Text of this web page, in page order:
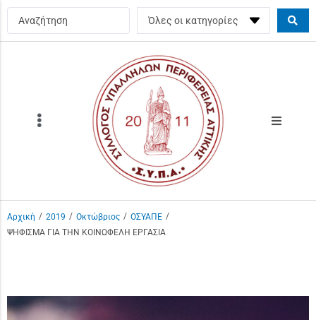
Αρχική / 2019 / Οκτώβριος / ΟΣΥΑΠΕ /
ΨΗΦΙΣΜΑ ΓΙΑ ΤΗΝ ΚΟΙΝΩΦΕΛΗ ΕΡΓΑΣΙΑ